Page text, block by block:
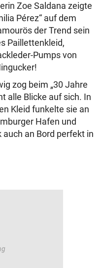
Zoe Saldana zeigte
Pérez“ auf dem
der Trend sein
Paillettenkleid,
Pumps von
zog beim „30 Jahre
alle Blicke auf sich. In
Kleid funkelte sie an
Hafen und
auch an Bord perfekt in